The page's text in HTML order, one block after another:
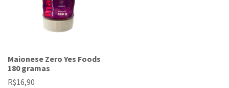
Maionese Zero Yes Foods
180 gramas
R$16,90